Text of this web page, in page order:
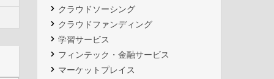
クラウドソーシング
クラウドファンディング
学習サービス
フィンテック・金融サービス
マーケットプレイス